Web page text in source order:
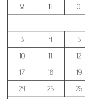
M
Ti O
3
4 5
10
11 12
17
18 19
24
25 26